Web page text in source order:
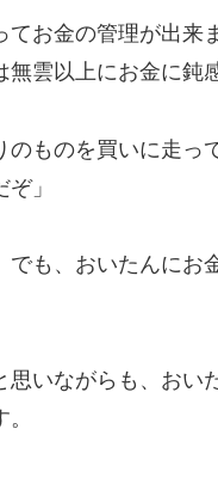
お金の管理が出来
雲以上にお金に鈍感
のものを買いに走
」
も、おいたんにお
いながらも、おい